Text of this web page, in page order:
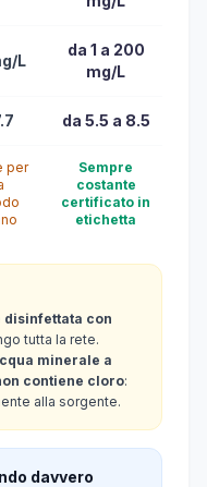
L
da 1 a 200
mg/L
da 5.5 a 8.5
per
Sempre
costante
certificato in
etichetta
disinfettata con
tutta la rete.
minerale a
contiene cloro:
alla sorgente.
davvero